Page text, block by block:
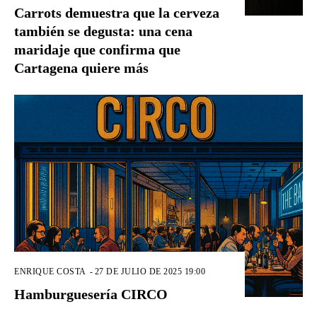
Carrots demuestra que la cerveza
también se degusta: una cena
maridaje que confirma que
Cartagena quiere más
ENRIQUE COSTA - 27 DE JULIO DE 2025 19:00
Hamburguesería CIRCO